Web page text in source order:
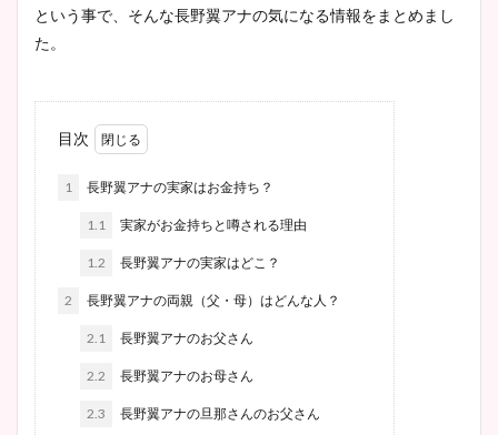
という事で、そんな長野翼アナの気になる情報をまとめまし
た。
目次
1 長野翼アナの実家はお金持ち？
1.1 実家がお金持ちと噂される理由
1.2 長野翼アナの実家はどこ？
2 長野翼アナの両親（父・母）はどんな人？
2.1 長野翼アナのお父さん
2.2 長野翼アナのお母さん
2.3 長野翼アナの旦那さんのお父さん